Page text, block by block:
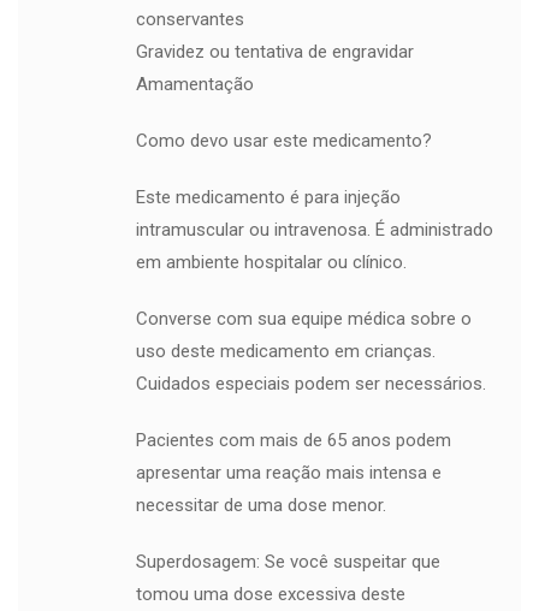
conservantes
Gravidez ou tentativa de engravidar
Amamentação
Como devo usar este medicamento?
Este medicamento é para injeção
intramuscular ou intravenosa. É administrado
em ambiente hospitalar ou clínico.
Converse com sua equipe médica sobre o
uso deste medicamento em crianças.
Cuidados especiais podem ser necessários.
Pacientes com mais de 65 anos podem
apresentar uma reação mais intensa e
necessitar de uma dose menor.
Superdosagem: Se você suspeitar que
tomou uma dose excessiva deste